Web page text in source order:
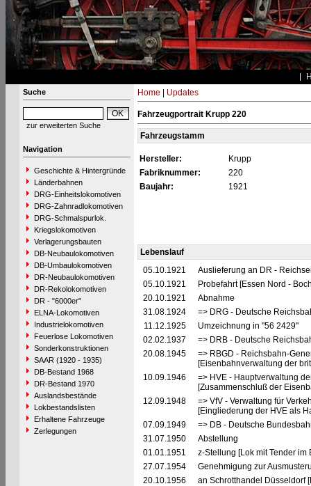
Suche
zur erweiterten Suche
Navigation
Geschichte & Hintergründe
Länderbahnen
DRG-Einheitslokomotiven
DRG-Zahnradlokomotiven
DRG-Schmalspurlok.
Kriegslokomotiven
Verlagerungsbauten
DB-Neubaulokomotiven
DB-Umbaulokomotiven
DR-Neubaulokomotiven
DR-Rekolokomotiven
DR - "6000er"
ELNA-Lokomotiven
Industrielokomotiven
Feuerlose Lokomotiven
Sonderkonstruktionen
SAAR (1920 - 1935)
DB-Bestand 1968
DR-Bestand 1970
Auslandsbestände
Lokbestandslisten
Erhaltene Fahrzeuge
Zerlegungen
Home Updates
Fahrzeugportrait Krupp 220
Fahrzeugstamm
Hersteller:
Krupp
Fabriknummer:
220
Baujahr:
1921
Lebenslauf
05.10.1921
Auslieferung an DR -
05.10.1921
Probefahrt [Essen Nord -
20.10.1921
Abnahme
31.08.1924
=> DRG - Deutsche
11.12.1925
Umzeichnung in "56 2429"
02.02.1937
=> DRB - Deutsche
20.08.1945
=> RBGD - Reichsbahn-
[Eisenbahnverwaltung der
10.09.1946
=> HVE - Hauptverwaltung
[Zusammenschluß der
12.09.1948
=> VfV - Verwaltung für
[Eingliederung der HVE als
07.09.1949
=> DB - Deutsche
31.07.1950
Abstellung
01.01.1951
z-Stellung [Lok mit Tender im
27.07.1954
Genehmigung zur
20.10.1956
an Schrotthandel Düsseldorf